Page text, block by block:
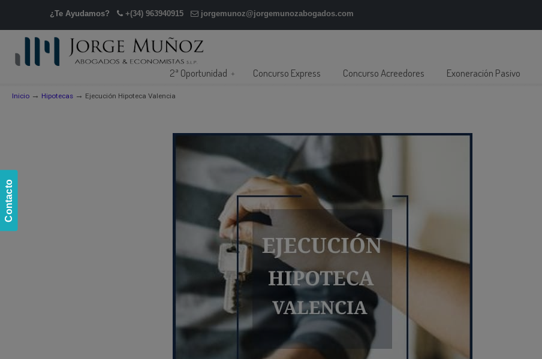
Contacto
¿Te Ayudamos? +(34) 963940915 jorgemunoz@jorgemunozabogados.com
2ª Oportunidad Concurso Express Concurso Acreedores Exoneración Pasivo
Inicio → Hipotecas → Ejecución Hipoteca Valencia